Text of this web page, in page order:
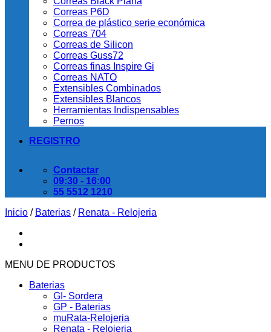
Correas P6D
Correa de plástico serie económica
Correas 704
Correas de Silicon
Correas Guss72
Correas finas Inspire Gi
Correas NATO
Extensibles Combinados
Extensibles Blancos
Herramientas Indispensables
Pernos
REGISTRO
Contactar
09:30 - 16:00
55 5512 1210
Inicio / Baterias / Renata - Relojeria
MENU DE PRODUCTOS
Baterias
GI- Sordera
GP - Baterias
muRata-Relojeria
Renata - Relojeria